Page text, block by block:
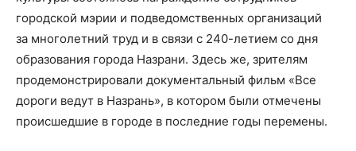
городской мэрии и подведомственных организаций
за многолетний труд и в связи с 240-летием со дня
образования города Назрани. Здесь же, зрителям
продемонстрировали документальный фильм «Все
дороги ведут в Назрань», в котором были отмечены
происшедшие в городе в последние годы перемены.